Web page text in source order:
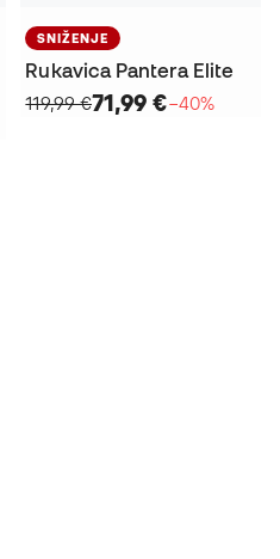
SNIŽENJE
Rukavica Pantera Elite
119,99 €71,99 €−40%